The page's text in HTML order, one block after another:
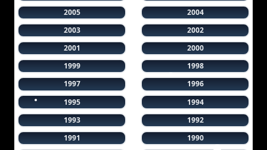
2005
2004
2003
2002
2001
2000
1999
1998
1997
1996
1995
1994
1993
1992
1991
1990